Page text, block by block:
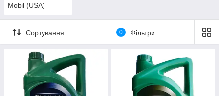
Mobil (USA)
Сортування 0 Фільтри